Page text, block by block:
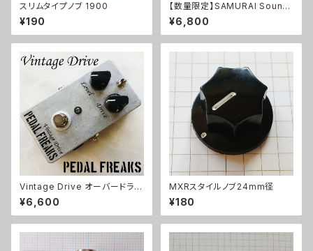
スリムタイプノブ 1900
¥190
【数量限定】SAMURAI Sound
Tremoloneキット
¥6,800
Vintage Drive オーバードライ
ブキット【PEDAL FREAKS】
¥6,600
MXRスタイルノブ24mm径
¥180